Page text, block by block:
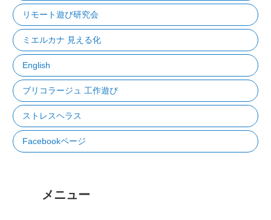
リモート遊び研究会
ミエルカナ 見える化
English
ブリコラージュ 工作遊び
ストレスヘラス
Facebookページ
メニュー